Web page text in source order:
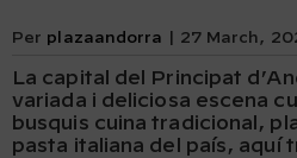
Per plazaandorra 27 March,
La capital del Principat
variada i deliciosa escena
busquis cuina tradicional,
pasta italiana del país, aquí